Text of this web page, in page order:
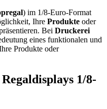
) im 1/8-Euro-Format
Ihre Produkte oder
Bei Druckerei
eines funktionalen und
Produkte oder
1/8-